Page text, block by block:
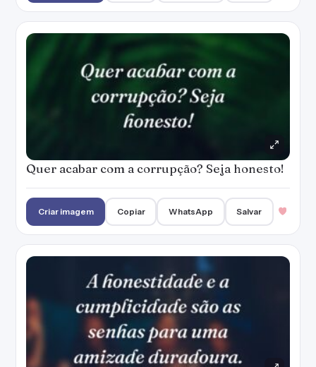
Quer acabar com a corrupção? Seja honesto!
Criar imagem Copiar WhatsApp Salvar